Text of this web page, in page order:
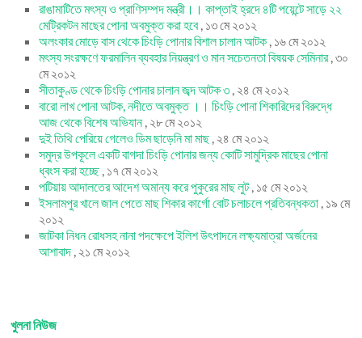
রাঙামাটিতে মৎস্য ও প্রাণিসম্পদ মন্ত্রী।। কাপ্তাই হ্রদে ৪টি পয়েন্টে সাড়ে ২২
মেট্রিকটন মাছের পোনা অবমুক্ত করা হবে, ১৩ মে ২০১২
অলংকার মোড়ে বাস থেকে চিংড়ি পোনার বিশাল চালান আটক , ১৬ মে ২০১২
মৎস্য সংরক্ষণে ফরমালিন ব্যবহার নিয়ন্ত্রণ ও মান সচেতনতা বিষয়ক সেমিনার, ৩০
মে ২০১২
সীতাকুণ্ড থেকে চিংড়ি পোনার চালান জব্দ আটক ৩ , ২৪ মে ২০১২
বারো লাখ পোনা আটক, নদীতে অবমুক্ত ।। চিংড়ি পোনা শিকারিদের বিরুদ্ধে
আজ থেকে বিশেষ অভিযান, ২৮ মে ২০১২
দুই তিথি পেরিয়ে গেলেও ডিম ছাড়েনি মা মাছ, ২৪ মে ২০১২
সমুদ্র উপকূলে একটি বাগদা চিংড়ি পোনার জন্য কোটি সামুদ্রিক মাছের পোনা
ধ্বংস করা হচ্ছে , ১৭ মে ২০১২
পটিয়ায় আদালতের আদেশ অমান্য করে পুকুরের মাছ লুট, ১৫ মে ২০১২
ইসলামপুর খালে জাল পেতে মাছ শিকার কার্গো বোট চলাচলে প্রতিবন্ধকতা , ১৯ মে
২০১২
জাটকা নিধন রোধসহ নানা পদক্ষেপে ইলিশ উৎপাদনে লক্ষ্যমাত্রা অর্জনের
আশাবাদ , ২১ মে ২০১২
খুলনা নিউজ